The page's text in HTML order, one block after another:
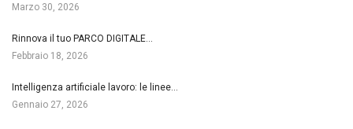
Marzo 30, 2026
Rinnova il tuo PARCO DIGITALE…
Febbraio 18, 2026
Intelligenza artificiale lavoro: le linee…
Gennaio 27, 2026